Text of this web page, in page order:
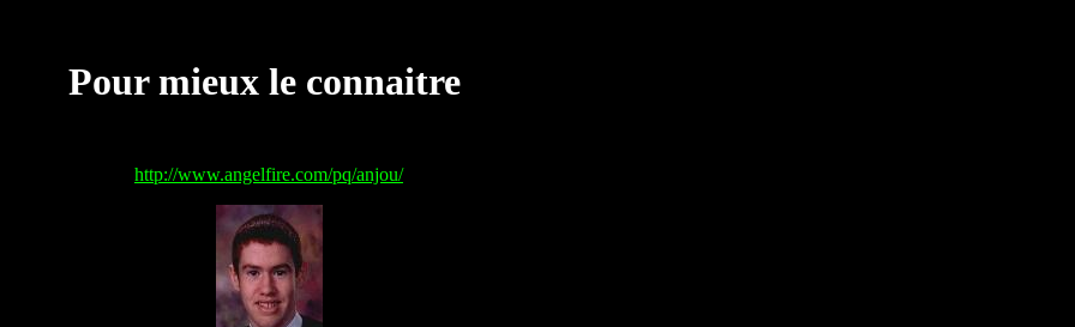
Pour mieux le connaitre
http://www.angelfire.com/pq/anjou/